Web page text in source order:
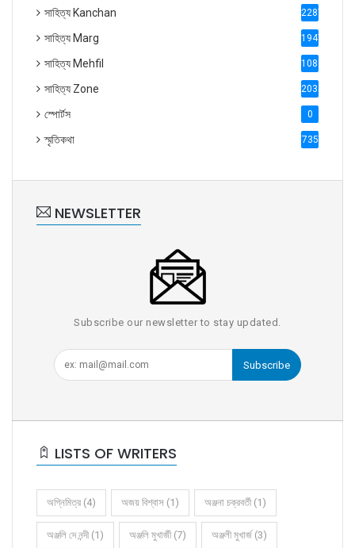
সাহিত্য Kanchan 2287
সাহিত্য Marg 1947
সাহিত্য Mehfil 1088
সাহিত্য Zone 2035
স্পোর্টস 0
স্মৃতিকথা 735
NEWSLETTER
Subscribe our newsletter to stay updated.
Subscribe
LISTS OF WRITERS
অগ্নিমিত্র (4) অজয় বিশ্বাস (1) অঞ্জনা চক্রবর্তী (1)
অঞ্জলি দে নন্দী (1) অঞ্জলি মুখার্জী (7) অঞ্জলী মুখার্জ (3)